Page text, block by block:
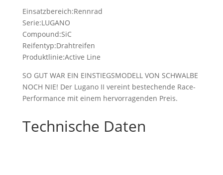
Einsatzbereich:Rennrad
Serie:LUGANO
Compound:SiC
Reifentyp:Drahtreifen
Produktlinie:Active Line
SO GUT WAR EIN EINSTIEGSMODELL VON SCHWALBE
NOCH NIE! Der Lugano II vereint bestechende Race-
Performance mit einem hervorragenden Preis.
Technische Daten